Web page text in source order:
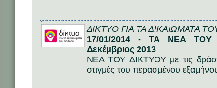
ΔΙΚΤΥΟ ΓΙΑ ΤΑ ΔΙΚΑΙΩΜΑΤΑ
17/01/2014 - ΤΑ ΝΕΑ ΤΟΥ
Δεκέμβριος 2013
ΝΕΑ ΤΟΥ ΔΙΚΤΥΟΥ με τις
στιγμές του περασμένου